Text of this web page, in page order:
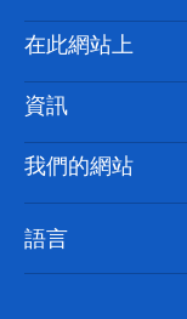
喳
喳
聯絡我們
免責聲明
隱私
Cookie 通知
在此網站上
目的地
要做的事情
新南威爾士州公路
活動
住宿
資訊
旅行資訊
無障礙雪梨
列出您的業務
我們的網站
語言